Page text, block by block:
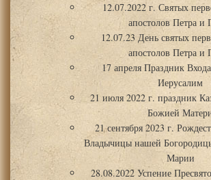
12.07.2022 г. Святых
апостолов Петра и
12.07.23 День святых
апостолов Петра и
17 апреля Праздник
Иерусалим
21 июля 2022 г. праздник
Божией
21 сентября 2023 г.
Владычицы нашей
Марии
28.08.2022 Успение